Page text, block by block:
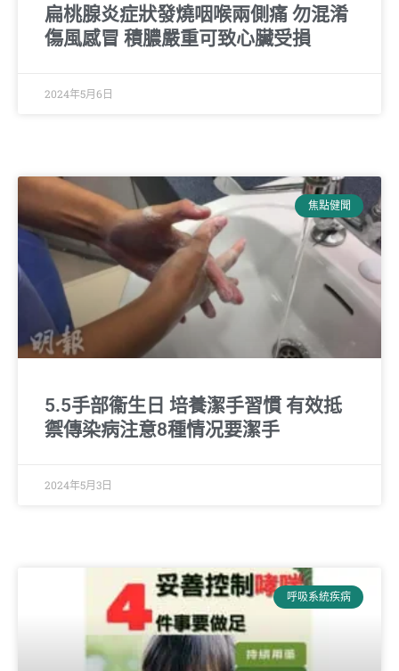
扁桃腺炎症狀發燒咽喉兩側痛 勿混淆
傷風感冒 積膿嚴重可致心臟受損
2024年5月6日
焦點健聞
5.5手部衞生日 培養潔手習慣 有效抵
禦傳染病注意8種情况要潔手
2024年5月3日
呼吸系統疾病